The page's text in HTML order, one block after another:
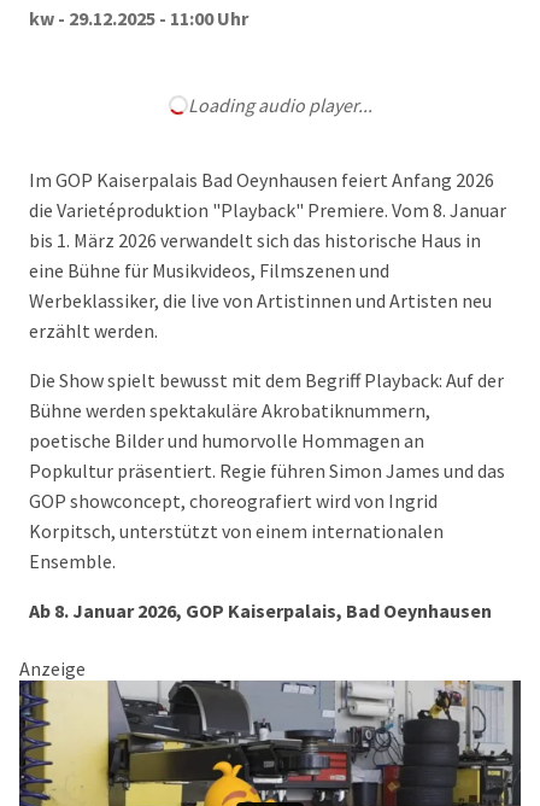
kw - 29.12.2025 - 11:00 Uhr
Loading audio player...
Im GOP Kaiserpalais Bad Oeynhausen feiert Anfang 2026
die Varietéproduktion "Playback" Premiere. Vom 8. Januar
bis 1. März 2026 verwandelt sich das historische Haus in
eine Bühne für Musikvideos, Filmszenen und
Werbeklassiker, die live von Artistinnen und Artisten neu
erzählt werden.
Die Show spielt bewusst mit dem Begriff Playback: Auf der
Bühne werden spektakuläre Akrobatiknummern,
poetische Bilder und humorvolle Hommagen an
Popkultur präsentiert. Regie führen Simon James und das
GOP showconcept, choreografiert wird von Ingrid
Korpitsch, unterstützt von einem internationalen
Ensemble.
Ab 8. Januar 2026, GOP Kaiserpalais, Bad Oeynhausen
Anzeige